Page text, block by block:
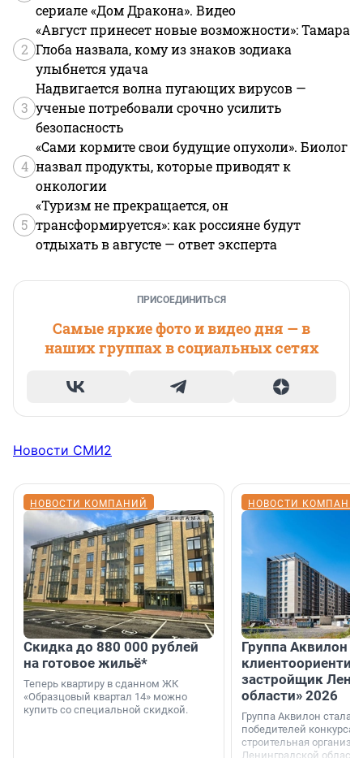
сериале «Дом Дракона». Видео
2
«Август принесет новые возможности»: Тамара
Глоба назвала, кому из знаков зодиака
улыбнется удача
3
Надвигается волна пугающих вирусов —
ученые потребовали срочно усилить
безопасность
4
«Сами кормите свои будущие опухоли». Биолог
назвал продукты, которые приводят к
онкологии
5
«Туризм не прекращается, он
трансформируется»: как россияне будут
отдыхать в августе — ответ эксперта
ПРИСОЕДИНИТЬСЯ
Самые яркие фото и видео дня — в
наших группах в социальных сетях
Новости СМИ2
НОВОСТИ КОМПАНИЙ
Скидка до 880 000 рублей
на готовое жильё*
Теперь квартиру в сданном ЖК
«Образцовый квартал 14» можно
купить со специальной скидкой.
НОВОСТИ
Группа Аквилон
застройщик
области» 2026
Группа Аквилон стала
победителей конкурса
строительная
Ленинградской области